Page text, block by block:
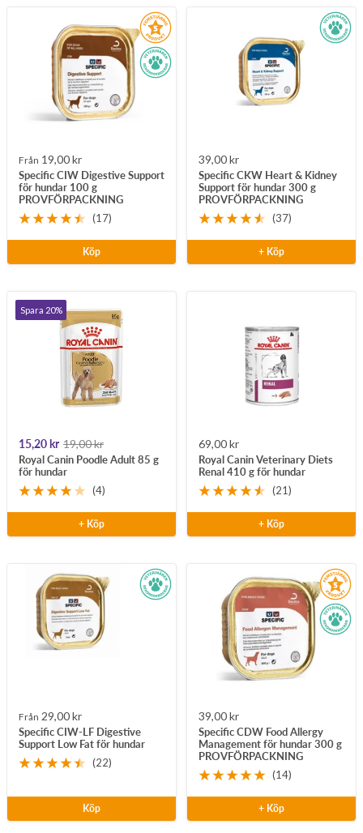
Rea-
pris
Från 19,00 kr
Specific CIW Digestive Support
för hundar 100 g
PROVFÖRPACKNING
(17)
Köp
Rea-
pris
39,00 kr
Specific CKW Heart & Kidney
Support för hundar 300 g
PROVFÖRPACKNING
(37)
+ Köp
Spara 20%
Rea-
pris
15,20 kr Pris
19,00 kr
Royal Canin Poodle Adult 85 g
för hundar
(4)
+ Köp
Rea-
pris
69,00 kr
Royal Canin Veterinary Diets
Renal 410 g för hundar
(21)
+ Köp
Rea-
pris
Från 29,00 kr
Specific CIW-LF Digestive
Support Low Fat för hundar
(22)
Köp
Rea-
pris
39,00 kr
Specific CDW Food Allergy
Management för hundar 300 g
PROVFÖRPACKNING
(14)
+ Köp